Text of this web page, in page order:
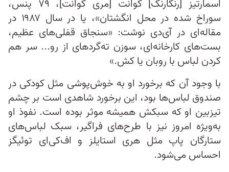
اسمارتیز [رنگارنگ] کوانت [مری کوانت]، ۷۹ پنس،
سوراخ شده در محل انگشتان»، یا در سال ۱۹۸۷ در
مقاله‌ای در آی‌دی نوشت: «سنجاق قفلی‌های عظیم،
بست‌های کارخانه‌ای، سوزن ته‌گردهای از رو... سر هم
کردن لباس با روبان یا کش.»
با وجود آن که برخورد او به خوش‌پوشی مثل کودکی در
صندوق لباس‌ها بود، این برخورد شاهدی است بر چشم
تیزبین او که سبکش همیشه موثر بوده است. نفوذ او
به‌ویژه امروز نیز با طرح‌های فراگیر، سبک لباس‌های
ستارگان پاپ مثل هری استایلز و اف‌کی‌ای توئیگز
احساس می‌شود.